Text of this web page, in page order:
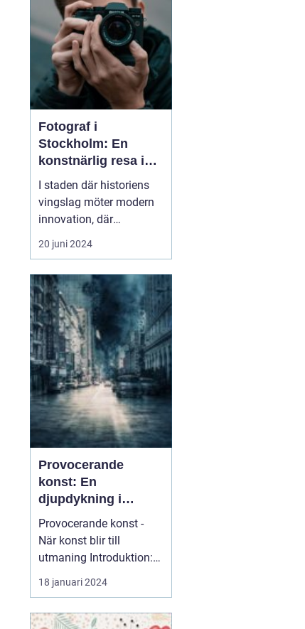
Fotograf i
Stockholm: En
konstnärlig resa i
huvudstaden
I staden där historiens
vingslag möter modern
innovation, där
drottningens slott
speglar sig i glittrande
skärgårdens skönhet
ringlar sig in i urbana
neondrömmar, där finner
vi en...
20 juni 2024
Provocerande
konst: En
djupdykning i
utmanande
formgivning
Provocerande konst -
När konst blir till
utmaning Introduktion:
Provocerande konst är
en...
18 januari 2024